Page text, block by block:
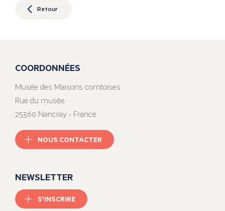
Retour
COORDONNÉES
Musée des Maisons comtoises
Rue du musée
25360 Nancray - France
NOUS CONTACTER
NEWSLETTER
S'INSCRIRE